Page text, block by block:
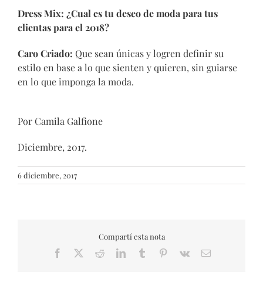
Dress Mix: ¿Cual es tu deseo de moda para tus
clientas para el 2018?
Caro Criado: Que sean únicas y logren definir su
estilo en base a lo que sienten y quieren, sin guiarse
en lo que imponga la moda.
Por Camila Galfione
Diciembre, 2017.
6 diciembre, 2017
Compartí esta nota
Facebook RedditLinkedInTumblr Pinterest
Vk Email